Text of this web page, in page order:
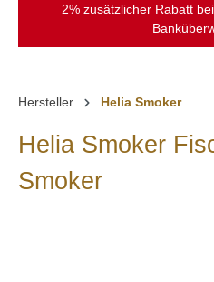
2% zusätzlicher Rabatt
Hersteller Helia Smoker
Helia Smoker
Smoker